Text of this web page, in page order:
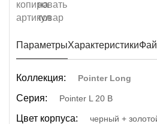
ПараметрыХарактеристики
Коллекция: Pointer Long
Серия: Pointer L 20 B
Цвет корпуса: черный +